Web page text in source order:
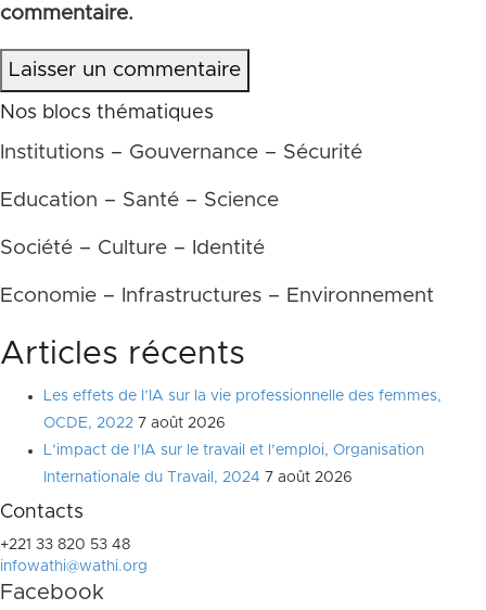
commentaire.
Laisser un commentaire
Nos blocs thématiques
Institutions – Gouvernance – Sécurité
Education – Santé – Science
Société – Culture – Identité
Economie – Infrastructures – Environnement
Articles récents
Les effets de l’IA sur la vie professionnelle des femmes,
OCDE, 2022 7 août 2026
L’impact de l’IA sur le travail et l’emploi, Organisation
Internationale du Travail, 2024 7 août 2026
Contacts
+221 33 820 53 48
infowathi@wathi.org
Facebook